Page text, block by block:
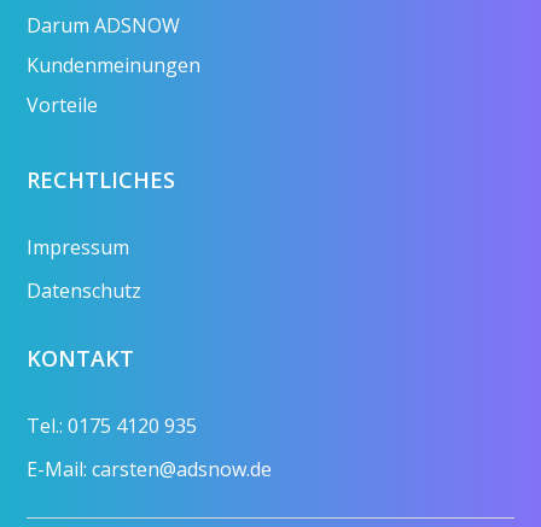
Darum ADSNOW
Kundenmeinungen
Vorteile
RECHTLICHES
Impressum
Datenschutz
KONTAKT
Tel.: 0175 4120 935
E-Mail: carsten@adsnow.de